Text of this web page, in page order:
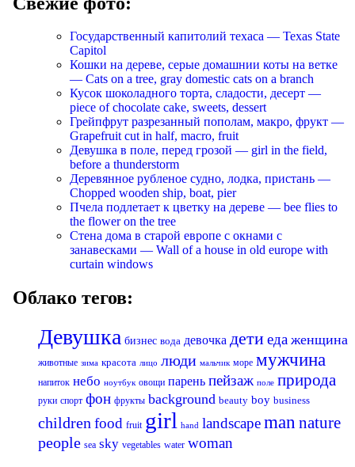
Государственный капитолий техаса — Texas State
Capitol
Кошки на дереве, серые домашнии коты на ветке
— Cats on a tree, gray domestic cats on a branch
Кусок шоколадного торта, сладости, десерт —
piece of chocolate cake, sweets, dessert
Грейпфрут разрезанный пополам, макро, фрукт —
Grapefruit cut in half, macro, fruit
Девушка в поле, перед грозой — girl in the field,
before a thunderstorm
Деревянное рубленое судно, лодка, пристань —
Chopped wooden ship, boat, pier
Пчела подлетает к цветку на дереве — bee flies to
the flower on the tree
Стена дома в старой европе с окнами с
занавесками — Wall of a house in old europe with
curtain windows
Облако тегов:
Девушка бизнес вода девочка детиеда женщина
животные зима красота лицо люди мальчик море мужчина
напиток небо ноутбук овощи парень пейзаж поле природа
руки спорт фон фрукты background beauty boy business
childrenfood fruit girl hand landscapeman nature
people sea sky vegetables water woman